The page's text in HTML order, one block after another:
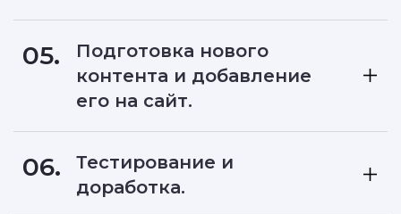
05.
Подготовка нового
контента и добавление
его на сайт.
06.
Тестирование и
доработка.